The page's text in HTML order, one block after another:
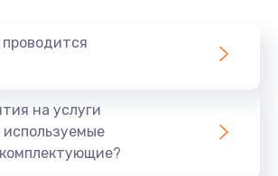
Заказать
на услуги